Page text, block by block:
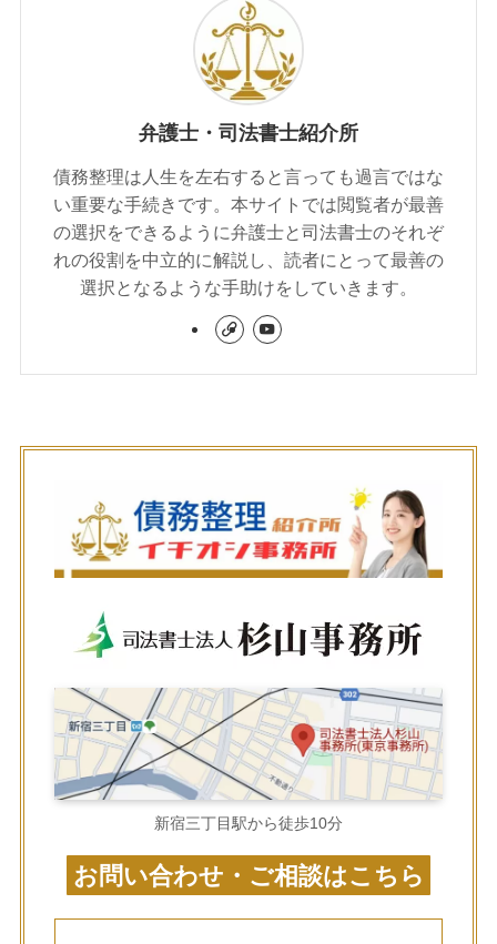
弁護士・司法書士紹介所
債務整理は人生を左右すると言っても過言ではな
い重要な手続きです。本サイトでは閲覧者が最善
の選択をできるように弁護士と司法書士のそれぞ
れの役割を中立的に解説し、読者にとって最善の
選択となるような手助けをしていきます。
新宿三丁目駅から徒歩10分
お問い合わせ・ご相談はこちら